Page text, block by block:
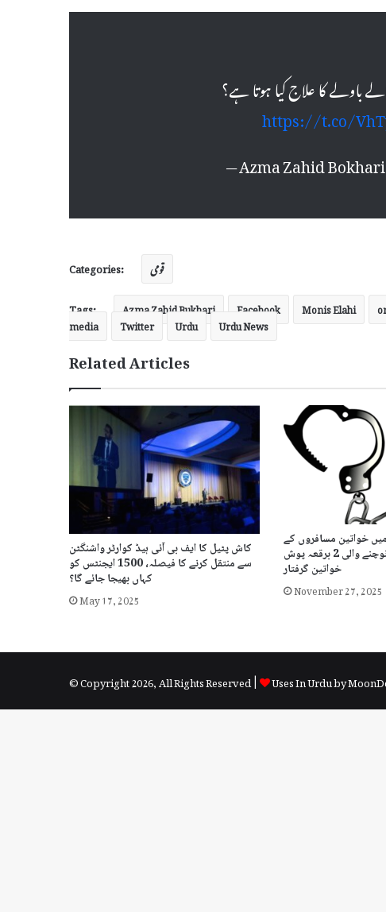
باولے کا علاج کیا ہوتا ہے؟
https://t.co/
— Azma Zahid
Categories: قومی
Tags: Azma Zahid Bukhari Facebook Monis Elahi
media Twitter Urdu
Urdu News
Related Articles
کاش پٹیل کا ایف بی آئی ہیڈ کوارٹر واشنگٹن
سے منتقل کرنے کا فیصلہ، 1500 ایجنٹس کو
کہاں بھیجا جائے گا؟
May 17, 2025
خواتین مسافروں کے
کانوں سے بالیاں نوچنے والی 2 برقعہ پوش
خواتین گرفتار
November 27, 2025
© Copyright 2026, All Rights Reserved | Uses In Urdu by